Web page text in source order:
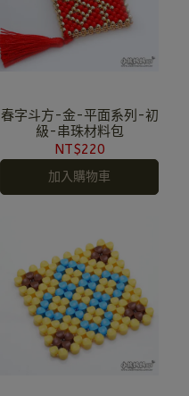
春字斗方-金-平面系列-初
級-串珠材料包
NT$220
加入購物車